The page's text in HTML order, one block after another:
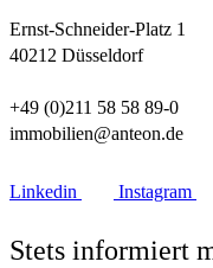
Ernst-Schneider-Platz 1
40212 Düsseldorf
+49 (0)211 58 58 89-0
immobilien@anteon.de
Linkedin Instagram
Stets informiert